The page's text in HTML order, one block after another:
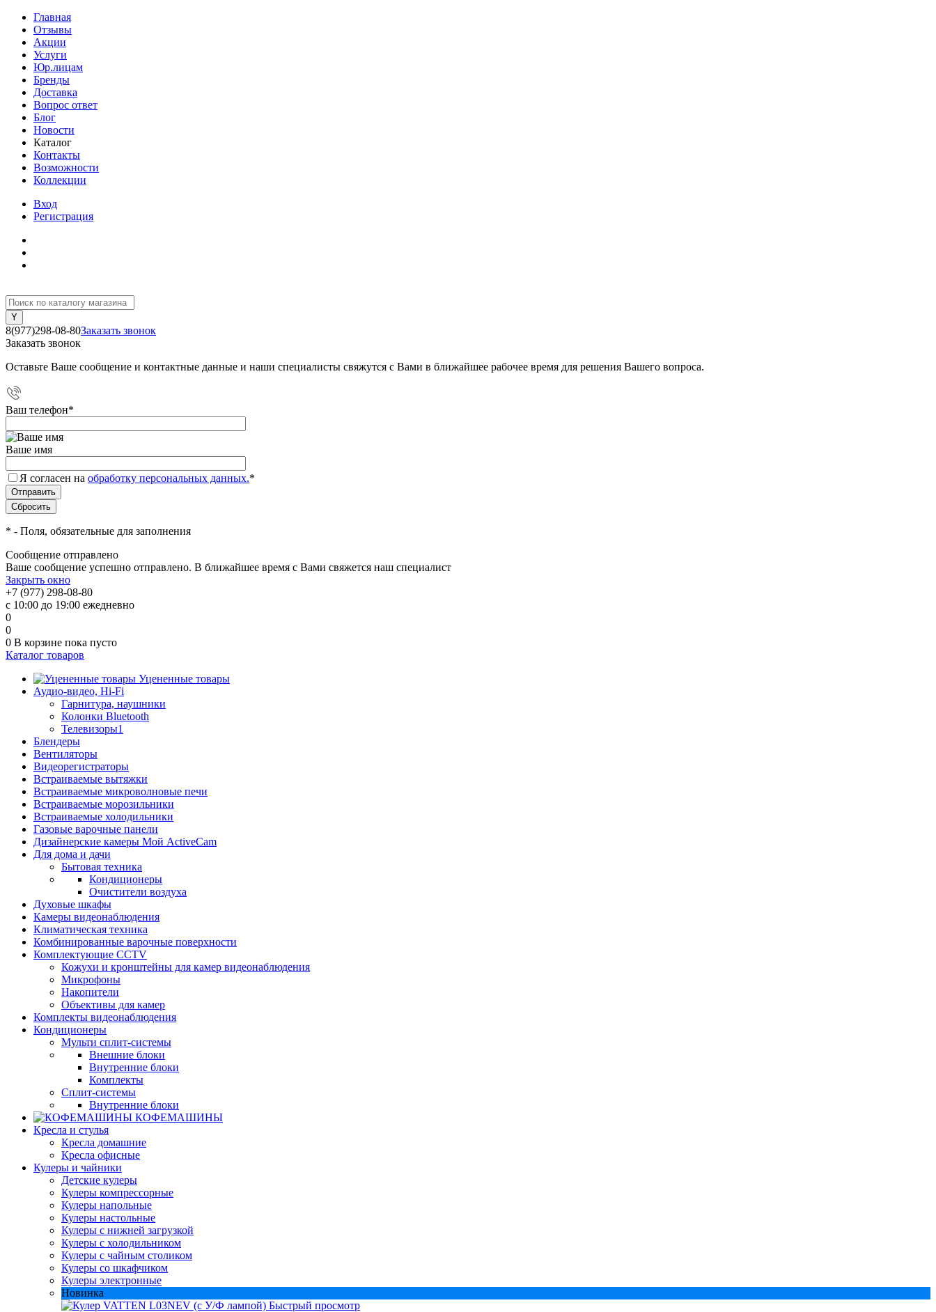
Главная
Отзывы
Акции
Услуги
Юр.лицам
Бренды
Доставка
Вопрос ответ
Блог
Новости
Каталог
Контакты
Возможности
Коллекции
Вход
Регистрация
8(977)298-08-80Заказать звонок
Заказать звонок
Оставьте Ваше сообщение и контактные данные и наши специалисты свяжутся с Вами в ближайшее рабочее время для решения Вашего вопроса.
Ваш телефон*
Ваше имя
Я согласен на обработку персональных данных.*
* - Поля, обязательные для заполнения
Сообщение отправлено
Ваше сообщение успешно отправлено. В ближайшее время с Вами свяжется наш специалист
Закрыть окно
+7 (977) 298-08-80
с 10:00 до 19:00 ежедневно
0
0
0 В корзине пока пусто
Каталог товаров
Уцененные товары
Аудио-видео, Hi-Fi
Гарнитура, наушники
Колонки Bluetooth
Телевизоры1
Блендеры
Вентиляторы
Видеорегистраторы
Встраиваемые вытяжки
Встраиваемые микроволновые печи
Встраиваемые морозильники
Встраиваемые холодильники
Газовые варочные панели
Дизайнерские камеры Мой ActiveCam
Для дома и дачи
Бытовая техника
Кондиционеры
Очистители воздуха
Духовые шкафы
Камеры видеонаблюдения
Климатическая техника
Комбинированные варочные поверхности
Комплектующие CCTV
Кожухи и кронштейны для камер видеонаблюдения
Микрофоны
Накопители
Объективы для камер
Комплекты видеонаблюдения
Кондиционеры
Мульти сплит-системы
Внешние блоки
Внутренние блоки
Комплекты
Сплит-системы
Внутренние блоки
КОФЕМАШИНЫ
Кресла и стулья
Кресла домашние
Кресла офисные
Кулеры и чайники
Детские кулеры
Кулеры компрессорные
Кулеры напольные
Кулеры настольные
Кулеры с нижней загрузкой
Кулеры с холодильником
Кулеры с чайным столиком
Кулеры со шкафчиком
Кулеры электронные
Новинка
Быстрый просмотр